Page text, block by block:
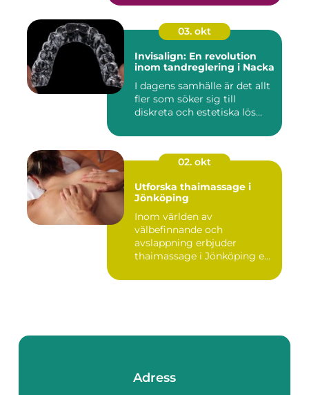
03. okt
Invisalign: En revolution
inom tandreglering i Nacka
I dagens samhälle är det allt
fler som söker sig till
diskreta och estetiska lös...
02. okt
Utforska thaimassage i
Jönköping
Inom världen av
välbefinnande och
avslappning erbjuder
thaimassage i Jönköping e...
Adress